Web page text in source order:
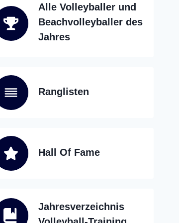
Alle Volleyballer und
Beachvolleyballer des
Jahres
Ranglisten
Hall Of Fame
Jahresverzeichnis